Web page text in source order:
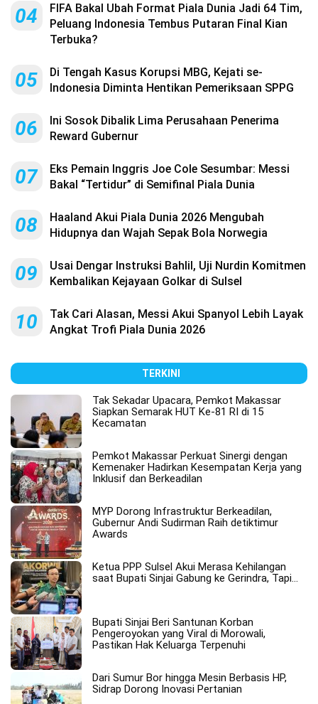
04
FIFA Bakal Ubah Format Piala Dunia Jadi 64 Tim,
Peluang Indonesia Tembus Putaran Final Kian
Terbuka?
05
Di Tengah Kasus Korupsi MBG, Kejati se-
Indonesia Diminta Hentikan Pemeriksaan SPPG
06
Ini Sosok Dibalik Lima Perusahaan Penerima
Reward Gubernur
07
Eks Pemain Inggris Joe Cole Sesumbar: Messi
Bakal “Tertidur” di Semifinal Piala Dunia
08
Haaland Akui Piala Dunia 2026 Mengubah
Hidupnya dan Wajah Sepak Bola Norwegia
09
Usai Dengar Instruksi Bahlil, Uji Nurdin Komitmen
Kembalikan Kejayaan Golkar di Sulsel
10
Tak Cari Alasan, Messi Akui Spanyol Lebih Layak
Angkat Trofi Piala Dunia 2026
TERKINI
Tak Sekadar Upacara, Pemkot Makassar
Siapkan Semarak HUT Ke-81 RI di 15
Kecamatan
Pemkot Makassar Perkuat Sinergi dengan
Kemenaker Hadirkan Kesempatan Kerja yang
Inklusif dan Berkeadilan
MYP Dorong Infrastruktur Berkeadilan,
Gubernur Andi Sudirman Raih detiktimur
Awards
Ketua PPP Sulsel Akui Merasa Kehilangan
saat Bupati Sinjai Gabung ke Gerindra, Tapi…
Bupati Sinjai Beri Santunan Korban
Pengeroyokan yang Viral di Morowali,
Pastikan Hak Keluarga Terpenuhi
Dari Sumur Bor hingga Mesin Berbasis HP,
Sidrap Dorong Inovasi Pertanian